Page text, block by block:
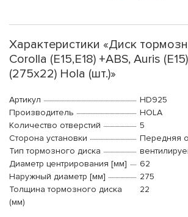
Характеристики «Диск
Corolla (E15,E18) +ABS, Auris
(275x22) Hola (шт.)»
Артикул
HD925
Производитель
HOLA
Количество отверстий
5
Сторона установки
Передняя
Тип тормозного диска
Диаметр центрирования [мм]
62
Наружный диаметр [мм]
275
Толщина тормозного диска
(мм)
22